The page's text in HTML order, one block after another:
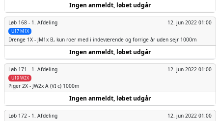
Ingen anmeldt, løbet udgår
Løb 168 - 1. Afdeling 12. jun 2022 01:00
U17 M1X
Drenge 1X - JM1x B, kun roer med i indeværende og forrige år uden sejr 1000m
Ingen anmeldt, løbet udgår
Løb 171 - 1. Afdeling 12. jun 2022 01:00
U19 W2X
Piger 2X - JW2x A (VI c) 1000m
Ingen anmeldt, løbet udgår
Løb 172 - 1. Afdeling 12. jun 2022 01:00